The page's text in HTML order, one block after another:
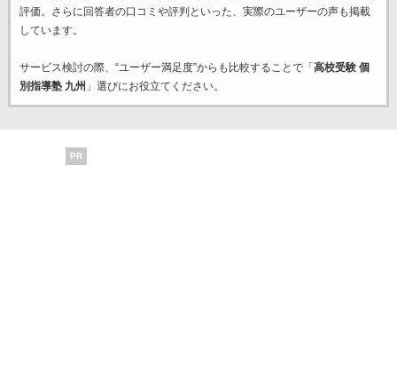
評価。さらに回答者の口コミや評判といった、実際のユーザーの声も掲載
しています。
サービス検討の際、“ユーザー満足度”からも比較することで「 高校受験 個
別指導塾 九州 」選びにお役立てください。
PR